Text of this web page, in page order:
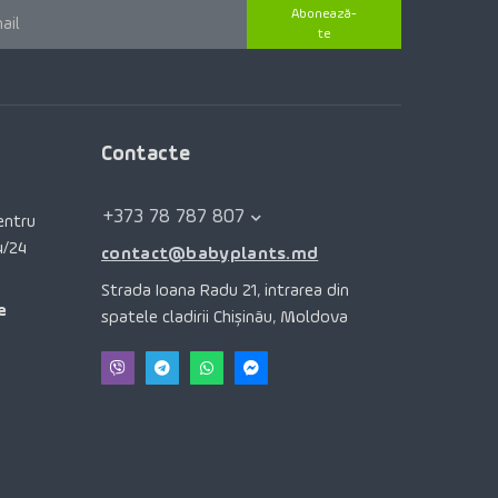
Abonează-
te
24
Contacte
+373 78 787 807
contact@babyplants.md
Strada Ioana Radu 21, intrarea din
spatele cladirii Chișinău, Moldova